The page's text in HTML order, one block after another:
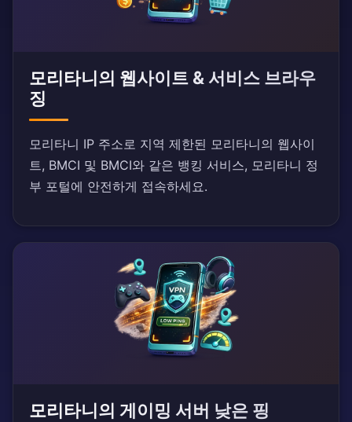
모리타니의 웹사이트 & 서비스 브라우
징
모리타니 IP 주소로 지역 제한된 모리타니의 웹사이
트, BMCI 및 BMCI와 같은 뱅킹 서비스, 모리타니 정
부 포털에 안전하게 접속하세요.
모리타니의 게이밍 서버 낮은 핑